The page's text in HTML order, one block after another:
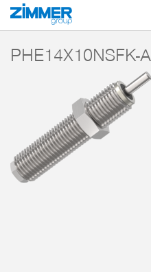
Start Products
PHE14X10NSFK-A